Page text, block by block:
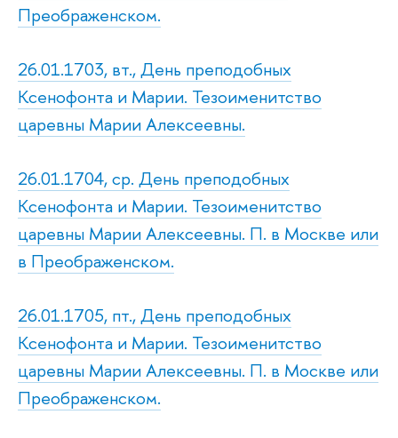
Преображенском.
26.01.1703, вт., День преподобных
Ксенофонта и Марии. Тезоименитство
царевны Марии Алексеевны.
26.01.1704, ср. День преподобных
Ксенофонта и Марии. Тезоименитство
царевны Марии Алексеевны. П. в Москве или
в Преображенском.
26.01.1705, пт., День преподобных
Ксенофонта и Марии. Тезоименитство
царевны Марии Алексеевны. П. в Москве или
Преображенском.